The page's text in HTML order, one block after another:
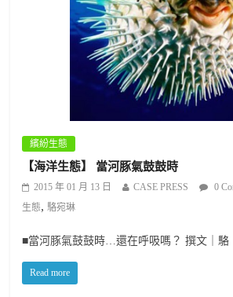
繽紛生態
【海洋生態】 當河豚氣鼓鼓時
2015 年 01 月 13 日 CASE PRESS 0
生態, 駱宛琳
■當河豚氣鼓鼓時…還在呼吸嗎？ 撰文｜駱
Read more